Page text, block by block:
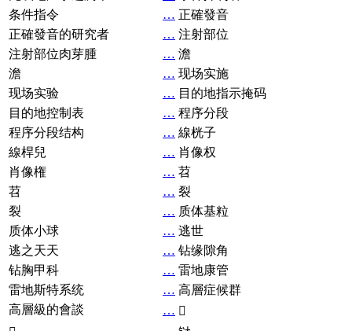
条件指令
… 正確發音
正確發音的研究者
… 注射部位
注射部位肉芽腫
… 澹
澹
… 现场实施
现场实验
… 目的地指示掩码
目的地控制表
… 程序分段
程序分段结构
… 線桄子
線桿兒
… 肖像权
肖像権
… 苕
苕
… 裂
裂
… 质体基粒
质体小球
… 逃世
逃之天天
… 钻缘隙角
钻胸甲科
… 雷地康管
雷地斯特系统
… 高層症候群
高層級的會談
… 𧘞